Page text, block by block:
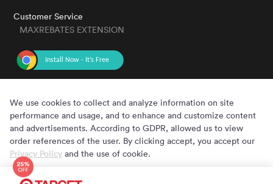
Customer Service
MAXREBATES EXTENSION
We use cookies to collect and analyze information on site
performance and usage, and to enhance and customize content
and advertisements. According to GDPR, allowed us to view
order references of the user. By clicking accept, you accept our
Privacy Policy and the use of cookie.
Cookie Preferences